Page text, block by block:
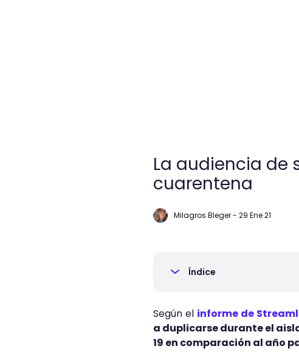
La audiencia
cuarentena
Milagros Bleger- 29 Ene 21
Índice
Según el informe de
a duplicarse durante el
19 en comparación al año